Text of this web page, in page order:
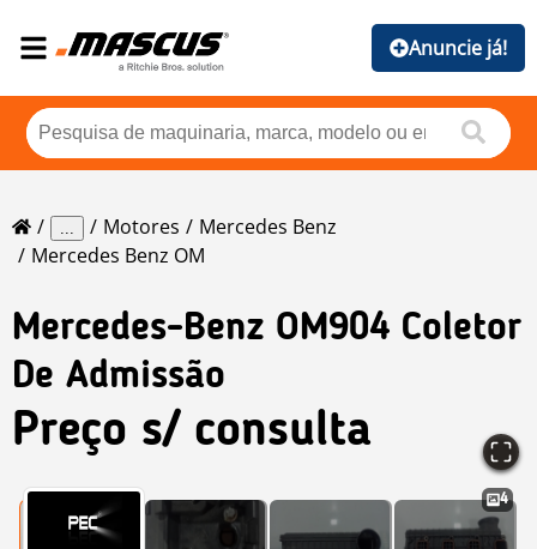
Anuncie já!
... Motores
Mercedes Benz
Mercedes Benz OM
Mercedes-Benz OM904 Coletor
De Admissão
Preço s/ consulta
4